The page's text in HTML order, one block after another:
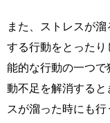
また、ストレスが
する行動をとった
能的な行動の一つ
動不足を解消する
スが溜った時にも行